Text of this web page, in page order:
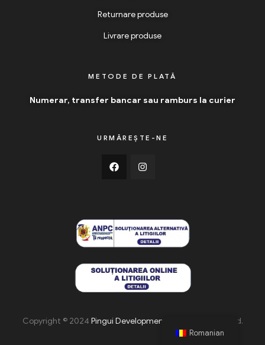
Returnare produse
Livrare produse
METODE DE PLATĂ
Numerar, transfer bancar sau ramburs la curier
URMĂREȘTE-NE
Copyright © 2024 Pingui Development . All Rights Reserved.
Romanian